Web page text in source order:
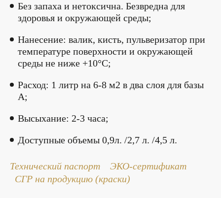
Без запаха и нетоксична. Безвредна для
здоровья и окружающей среды;
Нанесение: валик, кисть, пульверизатор при
температуре поверхности и окружающей
среды не ниже +10°С;
Расход: 1 литр на 6-8 м2 в два слоя для базы
А;
Высыхание: 2-3 часа;
Доступные объемы 0,9л. /2,7 л. /4,5 л.
Технический паспорт
ЭКО-сертификат
СГР на продукцию (краски)